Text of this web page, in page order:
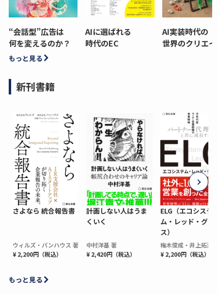
“会話型”広告は
何を変えるのか？
AIに選ばれる
時代のEC
AI実装時代の
世界のクリエ
もっと見る
新刊書籍
さよなら 統合報告書
ウィルズ・パンハウス 著
¥ 2,200円（税込）
計画しない人はうま
くいく
中村洋基 著
¥ 2,420円（税込）
ELG（エコシステ
ム・レッド・グロ
ス）
梅木俊成・井上拓海
¥ 2,200円（税込）
もっと見る